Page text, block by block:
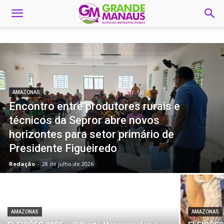
AMAZONAS
Encontro entre produtores rurais e
técnicos da Sepror abre novos
horizontes para setor primário de
Presidente Figueiredo
Redação - 28 de julho de 2026
AMAZONAS AMAZONAS